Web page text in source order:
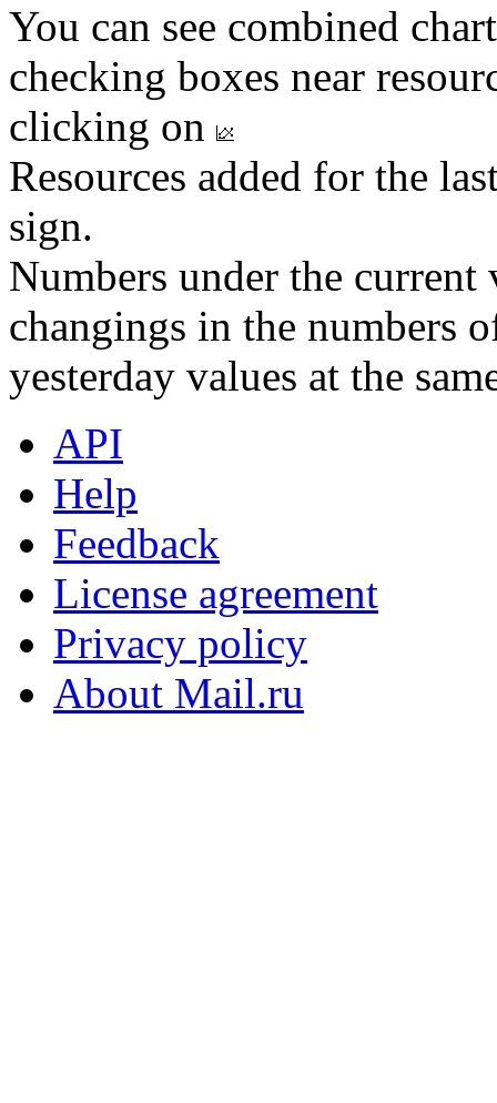
You can see combined
checking boxes near
clicking on
Resources added for the
sign.
Numbers under the
changings in the numbers
yesterday values at the
API
Help
Feedback
License agreement
Privacy policy
About Mail.ru